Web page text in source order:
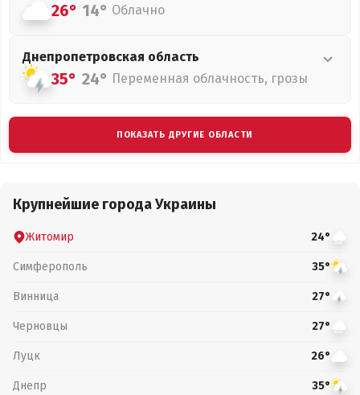
26° 14° Облачно
Днепропетровская область
35° 24° Переменная облачность, грозы
ПОКАЗАТЬ ДРУГИЕ ОБЛАСТИ
Крупнейшие города Украины
Житомир 24°
Симферополь 35°
Винница 27°
Черновцы 27°
Луцк 26°
Днепр 35°